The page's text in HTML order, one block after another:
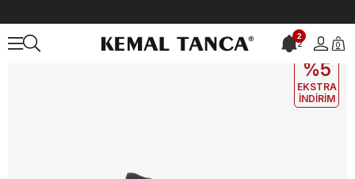
2
2 0
EKLE5
%5
EKSTRA
İNDİRİM